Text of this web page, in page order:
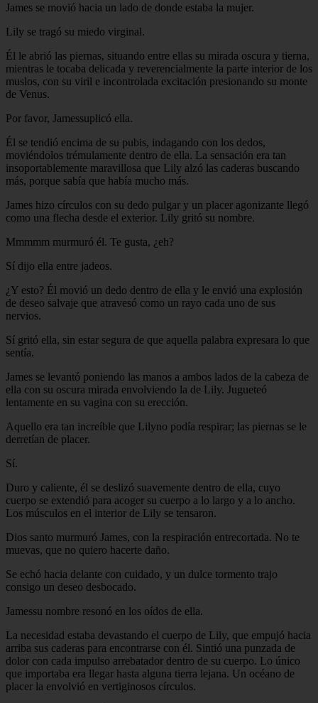
James se movió hacia un lado de donde estaba la mujer.
Lily se tragó su miedo virginal.
Él le abrió las piernas, situando entre ellas su mirada oscura y tierna,
mientras le tocaba delicada y reverencialmente la parte interior de los
muslos, con su viril e incontrolada excitación presionando su monte
de Venus.
Por favor, Jamessuplicó ella.
Él se tendió encima de su pubis, indagando con los dedos,
moviéndolos trémulamente dentro de ella. La sensación era tan
insoportablemente maravillosa que Lily alzó las caderas buscando
más, porque sabía que había mucho más.
James hizo círculos con su dedo pulgar y un placer agonizante llegó
como una flecha desde el exterior. Lily gritó su nombre.
Mmmmm murmuró él. Te gusta, ¿eh?
Sí dijo ella entre jadeos.
¿Y esto? Él movió un dedo dentro de ella y le envió una explosión
de deseo salvaje que atravesó como un rayo cada uno de sus
nervios.
Sí gritó ella, sin estar segura de que aquella palabra expresara lo que
sentía.
James se levantó poniendo las manos a ambos lados de la cabeza de
ella con su oscura mirada envolviendo la de Lily. Jugueteó
lentamente en su vagina con su erección.
Aquello era tan increíble que Lilyno podía respirar; las piernas se le
derretían de placer.
Sí.
Duro y caliente, él se deslizó suavemente dentro de ella, cuyo
cuerpo se extendió para acoger su cuerpo a lo largo y a lo ancho.
Los músculos en el interior de Lily se tensaron.
Dios santo murmuró James, con la respiración entrecortada. No te
muevas, que no quiero hacerte daño.
Se echó hacia delante con cuidado, y un dulce tormento trajo
consigo un deseo desbocado.
Jamessu nombre resonó en los oídos de ella.
La necesidad estaba devastando el cuerpo de Lily, que empujó hacia
arriba sus caderas para encontrarse con él. Sintió una punzada de
dolor con cada impulso arrebatador dentro de su cuerpo. Lo único
que importaba era llegar hasta alguna tierra lejana. Un océano de
placer la envolvió en vertiginosos círculos.